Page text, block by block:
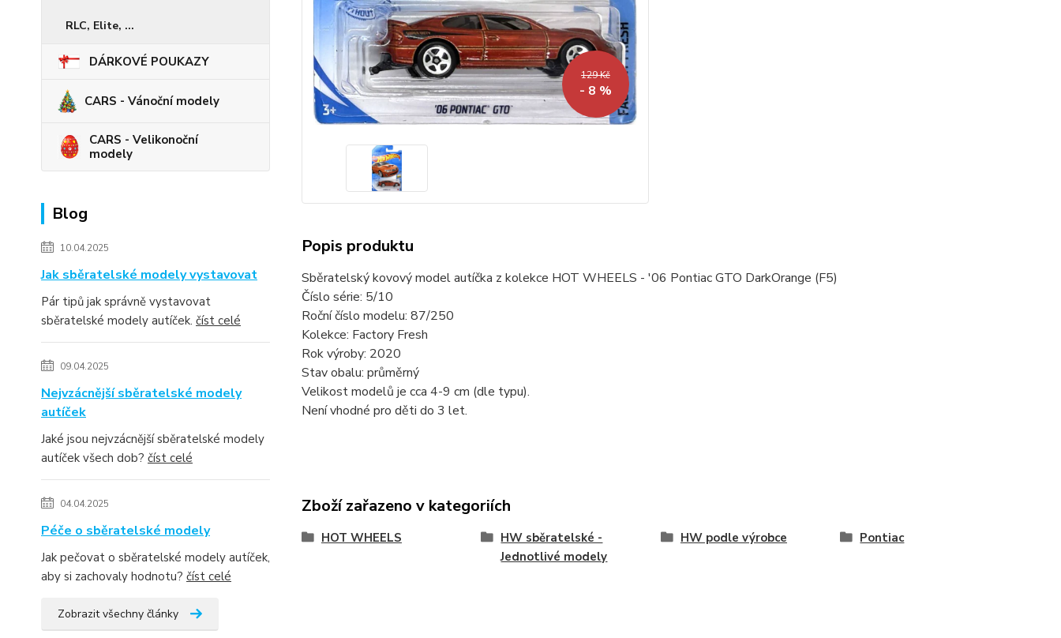
RLC, Elite, ...
DÁRKOVÉ POUKAZY
CARS - Vánoční modely
CARS - Velikonoční
modely
Blog
10.04.2025
Jak sběratelské modely vystavovat
Pár tipů jak správně vystavovat
sběratelské modely autíček. číst celé
09.04.2025
Nejvzácnější sběratelské modely
autíček
Jaké jsou nejvzácnější sběratelské modely
autíček všech dob? číst celé
04.04.2025
Péče o sběratelské modely
Jak pečovat o sběratelské modely autíček,
aby si zachovaly hodnotu? číst celé
Zobrazit všechny články
129 Kč
- 8 %
Popis produktu
Sběratelský kovový model autíčka z kolekce HOT WHEELS - '06 Pontiac GTO DarkOrange (F5)
Číslo série: 5/10
Roční číslo modelu: 87/250
Kolekce: Factory Fresh
Rok výroby: 2020
Stav obalu: průměrný
Velikost modelů je cca 4-9 cm (dle typu).
Není vhodné pro děti do 3 let.
Zboží zařazeno v kategoriích
HOT WHEELS
HW sběratelské -
Jednotlivé modely
HW podle výrobce Pontiac